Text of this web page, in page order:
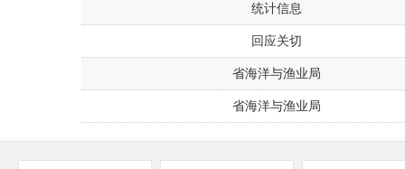
统计信息
回应关切
省海洋与渔业局
省海洋与渔业局